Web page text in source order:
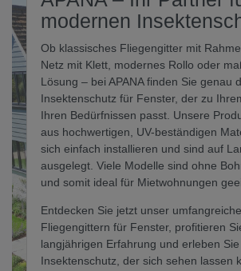
modernen
Ob klassisches Fliegengitter mit
Netz mit Klett, modernes Rollo oder
Lösung – bei APANA finden Sie genau
Insektenschutz für Fenster, der zu
Ihren Bedürfnissen passt. Unsere
aus hochwertigen, UV-beständigen
sich einfach installieren und sind auf
ausgelegt. Viele Modelle sind ohne
und somit ideal für Mietwohnungen
Entdecken Sie jetzt unser
Fliegengittern für Fenster, profitieren
langjährigen Erfahrung und erleben
Insektenschutz, der sich sehen lassen